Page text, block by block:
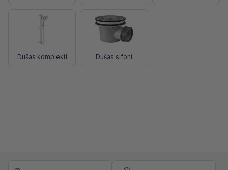
Dušas komplekti Dušas sifoni